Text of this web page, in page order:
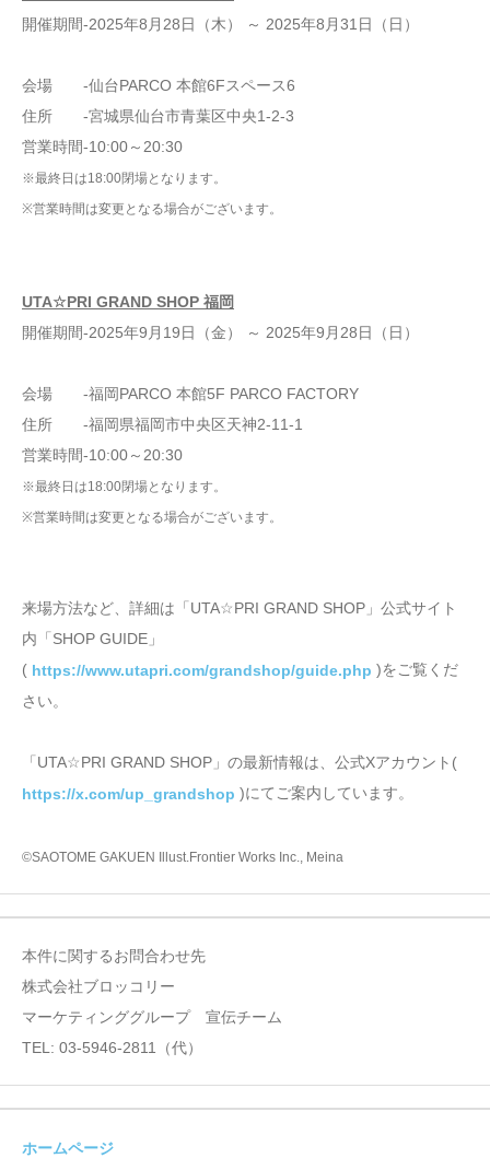
開催期間‐2025年8月28日（木） ～ 2025年8月31日（日）
会場 ‐仙台PARCO 本館6Fスペース6
住所 ‐宮城県仙台市青葉区中央1-2-3
営業時間‐10:00～20:30
※最終日は18:00閉場となります。
※営業時間は変更となる場合がございます。
UTA☆PRI GRAND SHOP 福岡
開催期間‐2025年9月19日（金） ～ 2025年9月28日（日）
会場 ‐福岡PARCO 本館5F PARCO FACTORY
住所 ‐福岡県福岡市中央区天神2-11-1
営業時間‐10:00～20:30
※最終日は18:00閉場となります。
※営業時間は変更となる場合がございます。
来場方法など、詳細は「UTA☆PRI GRAND SHOP」公式サイト
内「SHOP GUIDE」
( https://www.utapri.com/grandshop/guide.php )をご覧くだ
さい。
「UTA☆PRI GRAND SHOP」の最新情報は、公式Xアカウント(
https://x.com/up_grandshop )にてご案内しています。
©SAOTOME GAKUEN Illust.Frontier Works Inc., Meina
本件に関するお問合わせ先
株式会社ブロッコリー
マーケティンググループ 宣伝チーム
TEL: 03-5946-2811（代）
ホームページ